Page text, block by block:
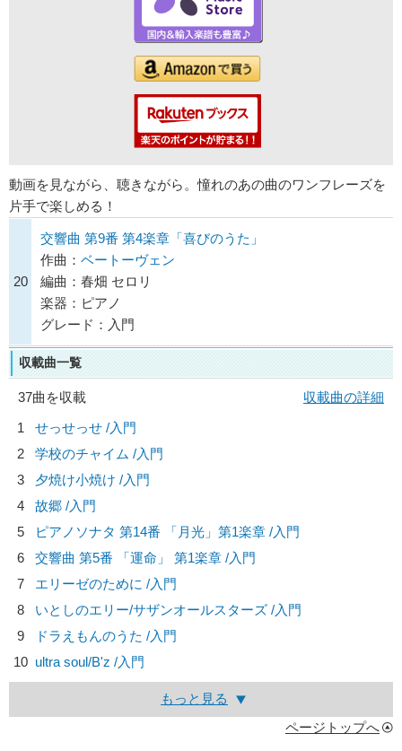
動画を見ながら、聴きながら。憧れのあの曲のワンフレーズを
片手で楽しめる！
20
交響曲 第9番 第4楽章「喜びのうた」
作曲： ベートーヴェン
編曲：春畑 セロリ
楽器：ピアノ
グレード：入門
収載曲一覧
37曲を収載
収載曲の詳細
1
せっせっせ /入門
2
学校のチャイム /入門
3
夕焼け小焼け /入門
4
故郷 /入門
5
ピアノソナタ 第14番 「月光」第1楽章 /入門
6
交響曲 第5番 「運命」 第1楽章 /入門
7
エリーゼのために /入門
8
いとしのエリー/サザンオールスターズ /入門
9
ドラえもんのうた /入門
10 ultra soul/B'z /入門
もっと見る
ページトップへ